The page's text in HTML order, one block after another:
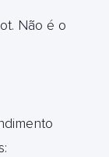
Não é o